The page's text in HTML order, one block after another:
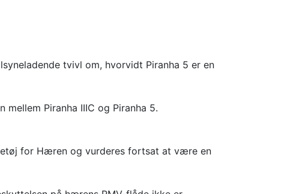
tvivl om, hvorvidt Piranha 5 er en
Piranha IIIC og Piranha 5.
for Hæren og vurderes fortsat at være en